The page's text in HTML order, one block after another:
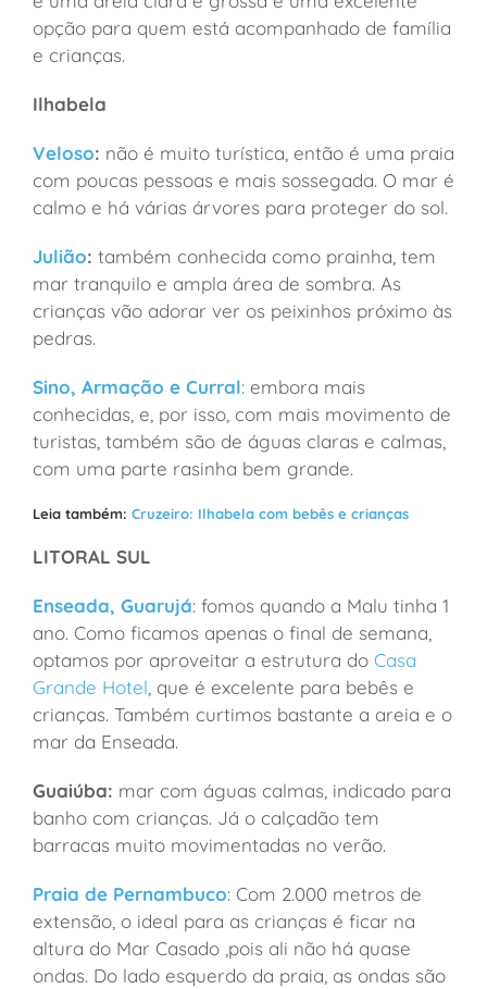
opção para quem está acompanhado de família
e crianças.
Ilhabela
Veloso: não é muito turística, então é uma praia
com poucas pessoas e mais sossegada. O mar é
calmo e há várias árvores para proteger do sol.
Julião: também conhecida como prainha, tem
mar tranquilo e ampla área de sombra. As
crianças vão adorar ver os peixinhos próximo às
pedras.
Sino, Armação e Curral: embora mais
conhecidas, e, por isso, com mais movimento de
turistas, também são de águas claras e calmas,
com uma parte rasinha bem grande.
Leia também: Cruzeiro: Ilhabela com bebês e crianças
LITORAL SUL
Enseada, Guarujá: fomos quando a Malu tinha 1
ano. Como ficamos apenas o final de semana,
optamos por aproveitar a estrutura do Casa
Grande Hotel , que é excelente para bebês e
crianças. Também curtimos bastante a areia e o
mar da Enseada.
Guaiúba: mar com águas calmas, indicado para
banho com crianças. Já o calçadão tem
barracas muito movimentadas no verão.
Praia de Pernambuco: Com 2.000 metros de
extensão, o ideal para as crianças é ficar na
altura do Mar Casado ,pois ali não há quase
ondas. Do lado esquerdo da praia, as ondas são